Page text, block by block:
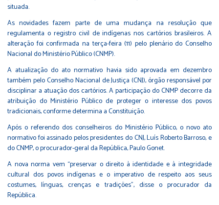
situada.
As novidades fazem parte de uma mudança na resolução que
regulamenta o registro civil de indígenas nos cartórios brasileiros. A
alteração foi confirmada na terça-feira (11) pelo plenário do Conselho
Nacional do Ministério Público (CNMP).
A atualização do ato normativo havia sido aprovada em dezembro
também pelo Conselho Nacional de Justiça (CNJ), órgão responsável por
disciplinar a atuação dos cartórios. A participação do CNMP decorre da
atribuição do Ministério Público de proteger o interesse dos povos
tradicionais, conforme determina a Constituição.
Após o referendo dos conselheiros do Ministério Público, o novo ato
normativo foi assinado pelos presidentes do CNJ, Luís Roberto Barroso, e
do CNMP, o procurador-geral da República, Paulo Gonet.
A nova norma vem “preservar o direito à identidade e à integridade
cultural dos povos indígenas e o imperativo de respeito aos seus
costumes, línguas, crenças e tradições”, disse o procurador da
República.